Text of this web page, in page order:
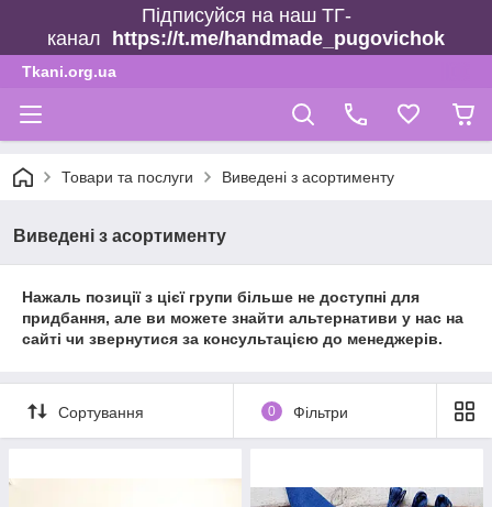
Підписуйся на наш ТГ-
канал
https://t.me/handmade_pugovichok
Tkani.org.ua
Товари та послуги Виведені з асортименту
Виведені з асортименту
Нажаль позиції з цієї групи більше не доступні для
придбання, але ви можете знайти альтернативи у нас на
сайті чи звернутися за консультацією до менеджерів.
Сортування 0 Фільтри